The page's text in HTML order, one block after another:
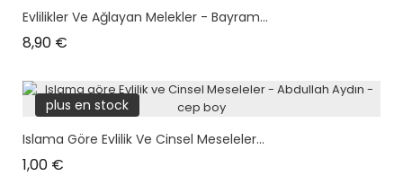
Evlilikler Ve Ağlayan Melekler - Bayram...
8,90 €
plus en stock
Islama Göre Evlilik Ve Cinsel Meseleler...
1,00 €